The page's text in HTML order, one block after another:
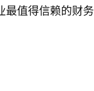
最值得信赖的财